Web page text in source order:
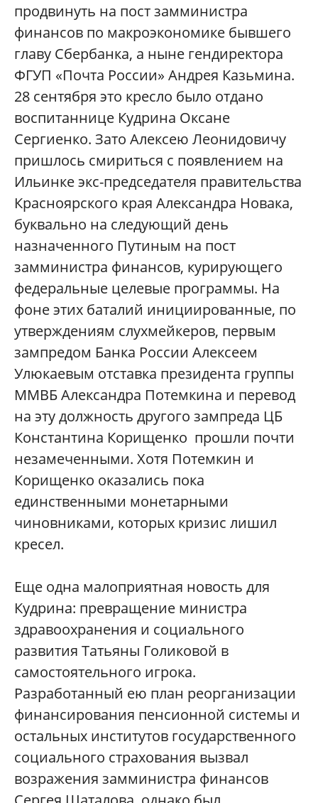
продвинуть на пост замминистра
финансов по макроэкономике бывшего
главу Сбербанка, а ныне гендиректора
ФГУП «Почта России» Андрея Казьмина.
28 сентября это кресло было отдано
воспитаннице Кудрина Оксане
Сергиенко. Зато Алексею Леонидовичу
пришлось смириться с появлением на
Ильинке экс-председателя правительства
Красноярского края Александра Новака,
буквально на следующий день
назначенного Путиным на пост
замминистра финансов, курирующего
федеральные целевые программы. На
фоне этих баталий инициированные, по
утверждениям слухмейкеров, первым
зампредом Банка России Алексеем
Улюкаевым отставка президента группы
ММВБ Александра Потемкина и перевод
на эту должность другого зампреда ЦБ
Константина Корищенко прошли почти
незамеченными. Хотя Потемкин и
Корищенко оказались пока
единственными монетарными
чиновниками, которых кризис лишил
кресел.
Еще одна малоприятная новость для
Кудрина: превращение министра
здравоохранения и социального
развития Татьяны Голиковой в
самостоятельного игрока.
Разработанный ею план реорганизации
финансирования пенсионной системы и
остальных институтов государственного
социального страхования вызвал
возражения замминистра финансов